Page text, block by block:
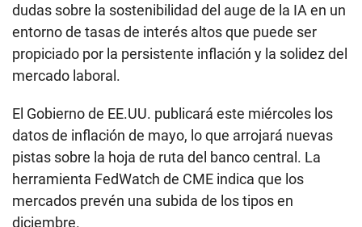
dudas sobre la sostenibilidad del auge de la IA en un
entorno de tasas de interés altos que puede ser
propiciado por la persistente inflación y la solidez del
mercado laboral.
El Gobierno de EE.UU. publicará este miércoles los
datos de inflación de mayo, lo que arrojará nuevas
pistas sobre la hoja de ruta del banco central. La
herramienta FedWatch de CME indica que los
mercados prevén una subida de los tipos en
diciembre.